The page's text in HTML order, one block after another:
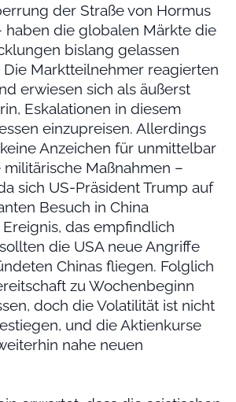
der Straße von Hormus
haben die globalen Märkte die
bislang gelassen
Marktteilnehmer reagierten
erwiesen sich als äußerst
Eskalationen in diesem
einzupreisen. Allerdings
Anzeichen für unmittelbar
Maßnahmen –
sich US-Präsident Trump auf
Besuch in China
das empfindlich
die USA neue Angriffe
Chinas fliegen. Folglich
zu Wochenbeginn
doch die Volatilität ist nicht
und die Aktienkurse
nahe neuen